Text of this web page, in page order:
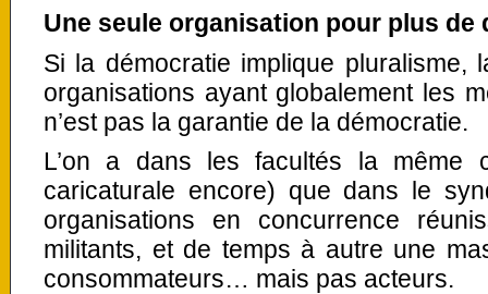
Une seule organisation pour plus
Si la démocratie implique pluralisme,
organisations ayant globalement les
n’est pas la garantie de la démocratie.
L’on a dans les facultés la même
caricaturale encore) que dans le
organisations en concurrence
militants, et de temps à autre une
consommateurs… mais pas acteurs.